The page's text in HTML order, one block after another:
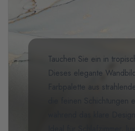
Tauchen Sie ein in
Dieses elegante
Farbpalette aus
die feinen